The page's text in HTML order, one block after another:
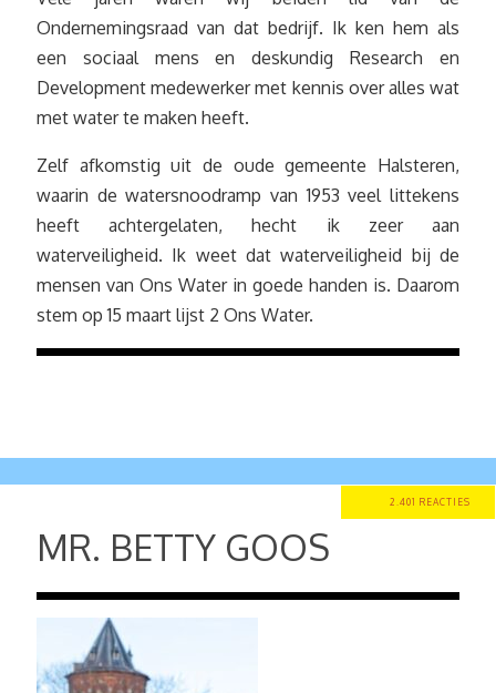
Ondernemingsraad van dat bedrijf. Ik ken hem als
een sociaal mens en deskundig Research en
Development medewerker met kennis over alles wat
met water te maken heeft.
Zelf afkomstig uit de oude gemeente Halsteren,
waarin de watersnoodramp van 1953 veel littekens
heeft achtergelaten, hecht ik zeer aan
waterveiligheid. Ik weet dat waterveiligheid bij de
mensen van Ons Water in goede handen is. Daarom
stem op 15 maart lijst 2 Ons Water.
2.401 REACTIES
MR. BETTY GOOS